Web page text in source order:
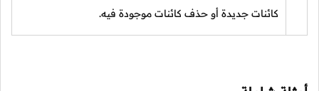
كائنات جديدة أو حذف كائنات موجودة فيه.